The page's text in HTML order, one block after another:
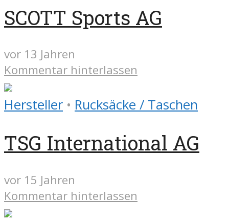
SCOTT Sports AG
vor 13 Jahren
Kommentar hinterlassen
Hersteller • Rucksäcke / Taschen
TSG International AG
vor 15 Jahren
Kommentar hinterlassen